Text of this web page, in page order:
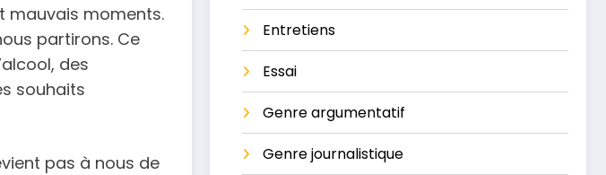
mauvais moments.
partirons. Ce
des
souhaits
pas à nous de
Entretiens
Essai
Genre argumentatif
Genre journalistique